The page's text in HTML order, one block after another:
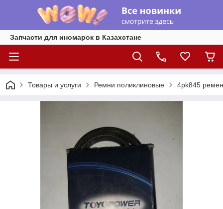
Запчасти для иномарок в Казахстане
Товары и услуги Ремни поликлиновые 4pk845